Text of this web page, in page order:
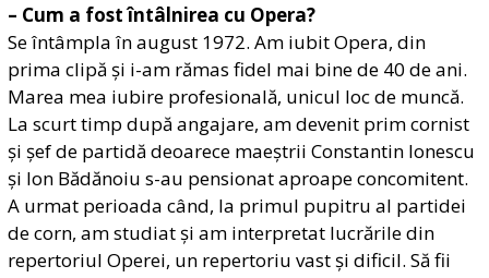
– Cum a fost întâlnirea cu Opera?
Se întâmpla în august 1972. Am iubit Opera, din
prima clipă și i-am rămas fidel mai bine de 40 de ani.
Marea mea iubire profesională, unicul loc de muncă.
La scurt timp după angajare, am devenit prim cornist
și șef de partidă deoarece maeștrii ConstantinIonescu
și Ion Bădănoiu s-au pensionat aproape concomitent.
A urmat perioada când, la primul pupitru al partidei
de corn, am studiat și am interpretat lucrările din
repertoriul Operei, un repertoriu vast și dificil. Să fii